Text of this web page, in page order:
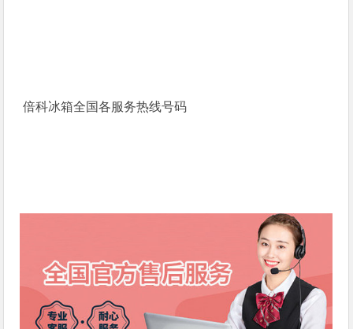
倍科冰箱全国各服务热线号码